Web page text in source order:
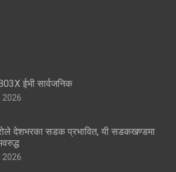
ईभी सार्वजनिक
2026
देशभरका सडक प्रभावित, यी सडकखण्डमा
2026